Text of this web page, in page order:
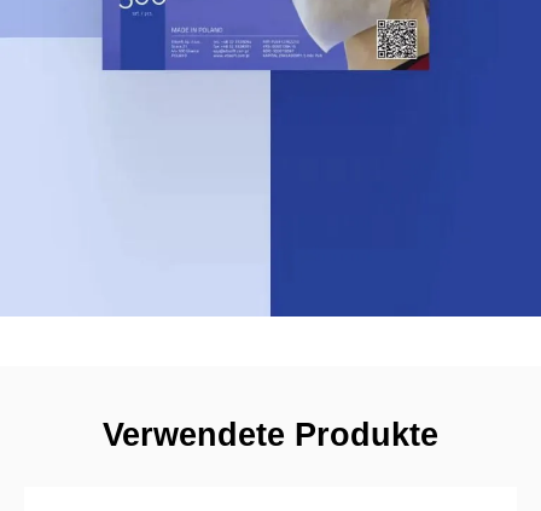
Verwendete Produkte